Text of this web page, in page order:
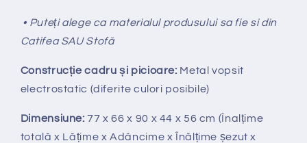
• Puteți alege ca materialul produsului sa fie si din
Catifea SAU Stofă
Construcție cadru și picioare: Metal vopsit
electrostatic (diferite culori posibile)
Dimensiune: 77 x 66 x 90 x 44 x 56 cm (Înalțime
totală x Lățime x Adâncime x Înălțime șezut x